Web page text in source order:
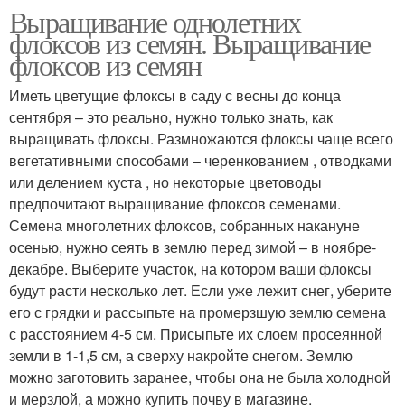
Выращивание однолетних
флоксов из семян. Выращивание
флоксов из семян
Иметь цветущие флоксы в саду с весны до конца
сентября – это реально, нужно только знать, как
выращивать флоксы. Размножаются флоксы чаще всего
вегетативными способами – черенкованием , отводками
или делением куста , но некоторые цветоводы
предпочитают выращивание флоксов семенами.
Семена многолетних флоксов, собранных накануне
осенью, нужно сеять в землю перед зимой – в ноябре-
декабре. Выберите участок, на котором ваши флоксы
будут расти несколько лет. Если уже лежит снег, уберите
его с грядки и рассыпьте на промерзшую землю семена
с расстоянием 4-5 см. Присыпьте их слоем просеянной
земли в 1-1,5 см, а сверху накройте снегом. Землю
можно заготовить заранее, чтобы она не была холодной
и мерзлой, а можно купить почву в магазине.